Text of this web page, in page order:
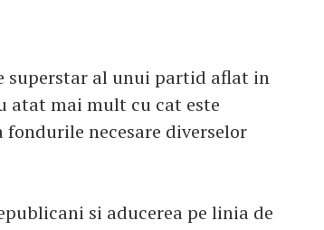
superstar al unui partid aflat in
atat mai mult cu cat este
necesare diverselor
si aducerea pe linia de